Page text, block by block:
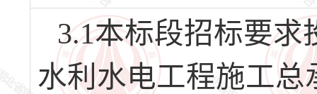
3.1本标段招标要
水利水电工程施工